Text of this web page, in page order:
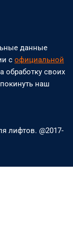
данные
с официальной
обработку своих
наш
лифтов. @2017-